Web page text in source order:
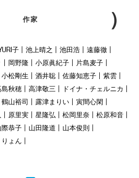
作家
子 池上晴之 池田浩
遠藤徹
岡野隆 小原眞紀子
片島麦子
小松剛生 酒井聡 佐藤知恵子
紫雲
秋穂 高津敬三
ドイナ・チェルニカ
鶴山裕司 露津まりい
寅間心閑
原里実 星隆弘 松岡里奈
松原和音
際恭子 山田隆道
山本俊則
りょん